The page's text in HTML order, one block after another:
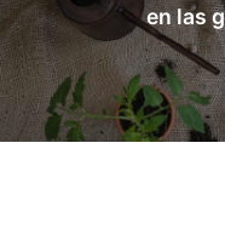
en las